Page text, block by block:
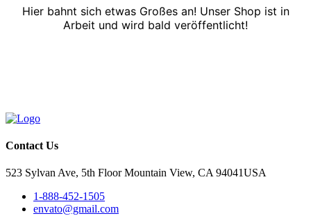
Hier bahnt sich etwas Großes an! Unser Shop ist in
Arbeit und wird bald veröffentlicht!
Contact Us
523 Sylvan Ave, 5th Floor Mountain View, CA 94041USA
1-888-452-1505
envato@gmail.com